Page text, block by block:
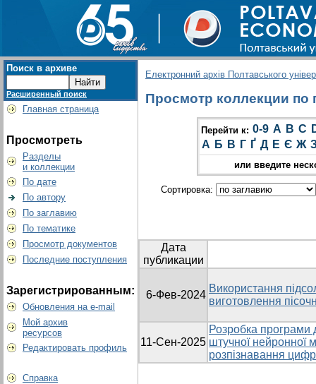
Поиск в архиве
Расширенный поиск
Главная страница
Просмотреть
Разделы
и коллекции
По дате
По автору
По заглавию
По тематике
Просмотр документов
Последние поступления
Зарегистрированным:
Обновления на e-mail
Мой архив
ресурсов
Редактировать профиль
Справка
Електронний архів Полтавського
Просмотр коллекции по
Перейти к: 0-9 A B C
А Б В Г Ґ Д Е Є Ж
или введите
Сортировка:
Дата
публикации
6-Фев-2024
Використання
виготовлення
11-Сен-2025
Розробка програми
штучної нейронної
розпізнавання цифр